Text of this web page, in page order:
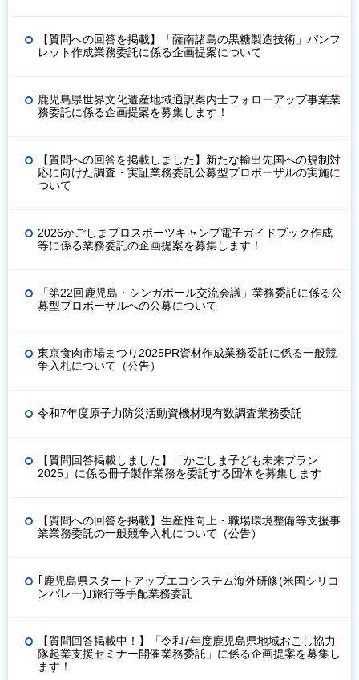
【質問への回答を掲載】「薩南諸島の黒糖製造技術」パンフ
レット作成業務委託に係る企画提案について
鹿児島県世界文化遺産地域通訳案内士フォローアップ事業業
務委託に係る企画提案を募集します！
【質問への回答を掲載しました】新たな輸出先国への規制対
応に向けた調査・実証業務委託公募型プロポーザルの実施に
ついて
2026かごしまプロスポーツキャンプ電子ガイドブック作成
等に係る業務委託の企画提案を募集します！
「第22回鹿児島・シンガポール交流会議」業務委託に係る公
募型プロポーザルへの公募について
東京食肉市場まつり2025PR資材作成業務委託に係る一般競
争入札について（公告）
令和7年度原子力防災活動資機材現有数調査業務委託
【質問回答掲載しました】「かごしま子ども未来プラン
2025」に係る冊子製作業務を委託する団体を募集します
【質問への回答を掲載】生産性向上・職場環境整備等支援事
業業務委託の一般競争入札について（公告）
｢鹿児島県スタートアップエコシステム海外研修(米国シリコ
ンバレー)｣旅行等手配業務委託
【質問回答掲載中！】「令和7年度鹿児島県地域おこし協力
隊起業支援セミナー開催業務委託」に係る企画提案を募集し
ます！